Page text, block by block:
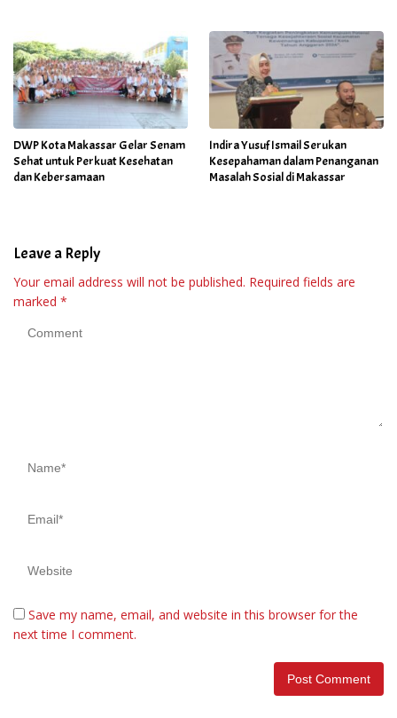
DWP Kota Makassar Gelar Senam
Sehat untuk Perkuat Kesehatan
dan Kebersamaan
Indira Yusuf Ismail Serukan
Kesepahaman dalam Penanganan
Masalah Sosial di Makassar
Leave a Reply
Your email address will not be published. Required fields are
marked *
Save my name, email, and website in this browser for the
next time I comment.